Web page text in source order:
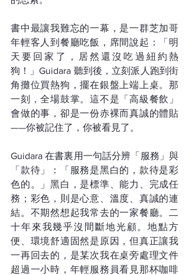
書中最讓我難忘的一幕，是一群芝加哥
年輕客人到餐廳吃飯，席間說起：「明
天要回家了，居然還沒吃過紐約熱
狗！」Guidara 聽到後，立刻派人跑到街
角攤位買熱狗，擺在銀盤上端上桌。那
一刻，全場鼓掌。這不是「高級餐飲」
會做的事，卻是一份赤裸而真誠的體貼
——你被記住了，你被看見了。
Guidara 在書裏用一句話分辨「服務」與
「款待」：「服務是黑白的，款待是彩
色的。」黑白，是標準、能力、完成任
務；彩色，則是心意、溫度、真誠的連
結。不期然想起我常去的一家餐廳。二
十年來我幾乎沒間斷地光顧。地點方
便、環境舒適固然是原因，但真正讓我
一再回去的，是某次我在桌旁處理文件
超過一小時，年輕服務員看見那杯咖啡